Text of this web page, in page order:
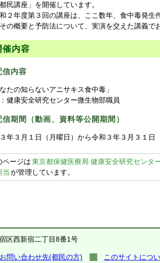
民講座」を開催しています。
２年度第３回の講座は、ここ数年、食中毒発生
の概要と予防法について、実演を交えた講義で
催内容
信内容
なたの知らないアニサキス食中毒」
健康安全研究センター微生物部職員
信期間（動画、資料等公開期間）
年３月１日（月曜日）から令和３年３月３１日
ページは東京都保健医療局 健康安全研究センタ
当 が管理しています。
区西新宿二丁目8番1号
お問い合わせ先(都民の方) このサイトにつ